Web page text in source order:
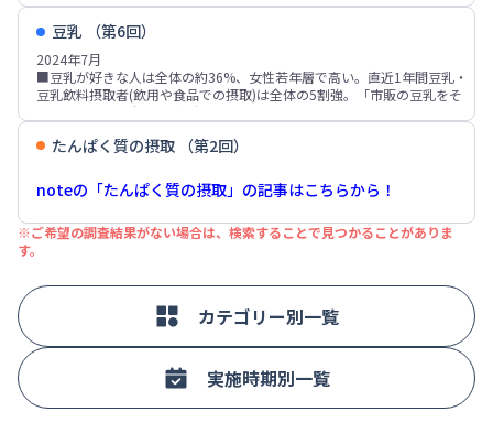
をすればよいかわからない」が各2割弱。生活習慣病-健康的な生活習慣非
意識層では「面倒」「好きなものを食べたい」「時間的な余裕がない」が
理由の上位。
■完全栄養食利用意向者が利用したい場面は「朝食の代わり」「健康を維
持」「栄養バランス・栄養不足が気になる」が各3割強、「小腹がすいた
ときや、おやつの代わり」「昼食の代わり」が各20%台。
■完全栄養食については「手軽」「栄養バランスについて考えなくてよい
ので楽」「合理的」「必要な栄養をとれるという点で安心」などが各20%
台。現在利用者では「合理的である」「手軽」の比率が特に高く、この点
に魅力を感じていることがうかがえる。一方非利用意向者では「おいしく
ない・おいしくなさそう」「食べる楽しみが減る」「食材そのものから栄
養を摂った方が体によいと思う」などが上位。
■大豆食品の魅力は「手軽に食べられる」「値段が手頃」が各60%台、
「たんぱく質が豊富」が4割弱、「低カロリー」「安心して食べられる」
などが各20%台。
■普段の食事で大豆食品を意識して取り入れている人は6割強。普段の食
事で大豆食品を意識して取り入れている人は6割強。意識して取り入れて
いる人の理由は「健康によい・よさそう」が9割弱、「高たんぱく低カロ
リーだから」が5割強、「ふだんの食事に取り入れやすい」が3割強。
■大豆食品購入時に気になることは「価格」「味」が各40%台、「原産
20%台。過去調査と比べ「遺伝子組み換え」「原産国」などは減少傾向。
豆乳 （第6回）
2024年7月
■豆乳が好きな人は全体の約36%、女性若年層で高い。直近1年間豆乳・
豆乳飲料摂取者(飲用や食品での摂取)は全体の5割強。「市販の豆乳をそ
のまま飲む」は全体の3割強。
■直近1年間豆乳摂取者の摂取理由は「健康に良い」が5割弱、「栄養価が
高い」が4割強、「おいしい」「大豆イソフラボン摂取」「牛乳の代わ
脂血症、動脈硬化などの予防」がそれぞれ約27%、「便秘を防ぐ・便通を
よくする」「美肌」「カルシウムの摂取」などが各2割弱。
■直近1年間豆乳摂取者の購入時の重視点は「味」が6割弱、「価格」「飲
みやすさ」が各30%台、「調製、無調整」「成分、添加物」「原材料」が
強。飲用場面は「朝食時」が4割弱、「おやつの時」が約26%、「昼食
時」が1割強。豆乳飲用意向者は全体の4割強、男性3割強、女性5割。豆
乳・豆乳飲料飲用者では8割弱、非飲用者では約6%。非飲用者では非飲用
意向が6割強を占める。
たんぱく質の摂取 （第2回）
noteの「たんぱく質の摂取」の記事はこちらから！
※ご希望の調査結果がない場合は、検索することで見つかることがありま
す。
カテゴリー別一覧
実施時期別一覧